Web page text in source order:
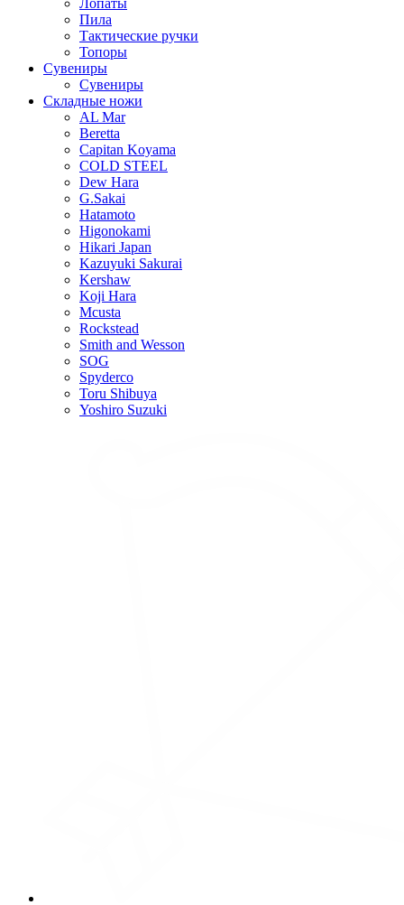
Лопаты
Пила
Тактические ручки
Топоры
Сувениры
Сувениры
Складные ножи
AL Mar
Beretta
Capitan Koyama
COLD STEEL
Dew Hara
G.Sakai
Hatamoto
Higonokami
Hikari Japan
Kazuyuki Sakurai
Kershaw
Koji Hara
Mcusta
Rockstead
Smith and Wesson
SOG
Spyderco
Toru Shibuya
Yoshiro Suzuki